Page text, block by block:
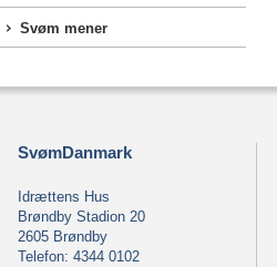
Svøm mener
SvømDanmark
Idrættens Hus
Brøndby Stadion 20
2605 Brøndby
Telefon: 4344 0102